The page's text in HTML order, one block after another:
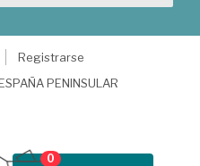
Registrarse
PENINSULAR
0